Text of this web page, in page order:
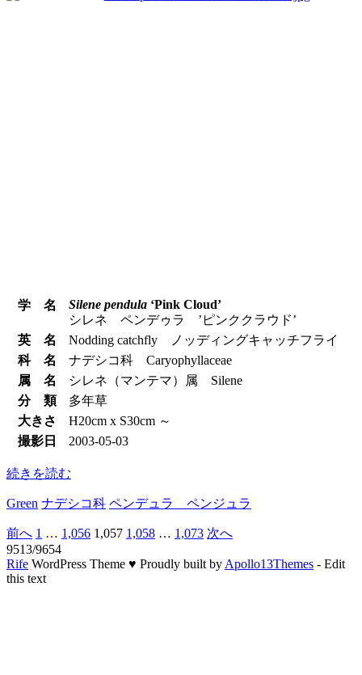
学 名 Silene pendula ‘Pink Cloud’
シレネ ペンデゥラ ’ピンククラウド’
英 名
Nodding catchfly ノッディングキャッチフライ
科 名
ナデシコ科 Caryophyllaceae
属 名
シレネ（マンテマ）属 Silene
分 類
多年草
大きさ
H20cm x S30cm ～
撮影日
2003-05-03
続きを読む
Green ナデシコ科 ペンデュラ ペンジュラ
投
稿
の
前へ 1 … 1,056 1,057 1,058 … 1,073 次へ
9513/9654
Rife WordPress Theme ♥ Proudly built by Apollo13Themes - Edit
this text